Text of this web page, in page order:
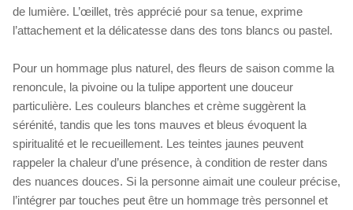
de lumière. L’œillet, très apprécié pour sa tenue, exprime
l’attachement et la délicatesse dans des tons blancs ou pastel.
Pour un hommage plus naturel, des fleurs de saison comme la
renoncule, la pivoine ou la tulipe apportent une douceur
particulière. Les couleurs blanches et crème suggèrent la
sérénité, tandis que les tons mauves et bleus évoquent la
spiritualité et le recueillement. Les teintes jaunes peuvent
rappeler la chaleur d’une présence, à condition de rester dans
des nuances douces. Si la personne aimait une couleur précise,
l’intégrer par touches peut être un hommage très personnel et